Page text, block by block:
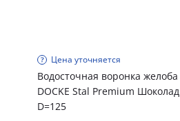
Цена уточняется
Водосточная воронка желоба
DOCKE Stal Premium Шоколад
D=125